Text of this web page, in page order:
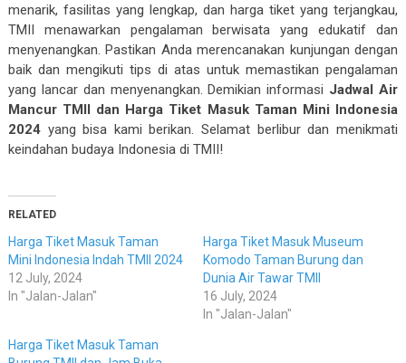
menarik, fasilitas yang lengkap, dan harga tiket yang terjangkau,
TMII menawarkan pengalaman berwisata yang edukatif dan
menyenangkan. Pastikan Anda merencanakan kunjungan dengan
baik dan mengikuti tips di atas untuk memastikan pengalaman
yang lancar dan menyenangkan. Demikian informasi Jadwal Air
Mancur TMII dan Harga Tiket Masuk Taman Mini Indonesia
2024yang bisa kami berikan. Selamat berlibur dan menikmati
keindahan budaya Indonesia di TMII!
RELATED
Harga Tiket Masuk Taman
Mini Indonesia Indah TMII 2024
12 July, 2024
In "Jalan-Jalan"
Harga Tiket Masuk Museum
Komodo Taman Burung dan
Dunia Air Tawar TMII
16 July, 2024
In "Jalan-Jalan"
Harga Tiket Masuk Taman